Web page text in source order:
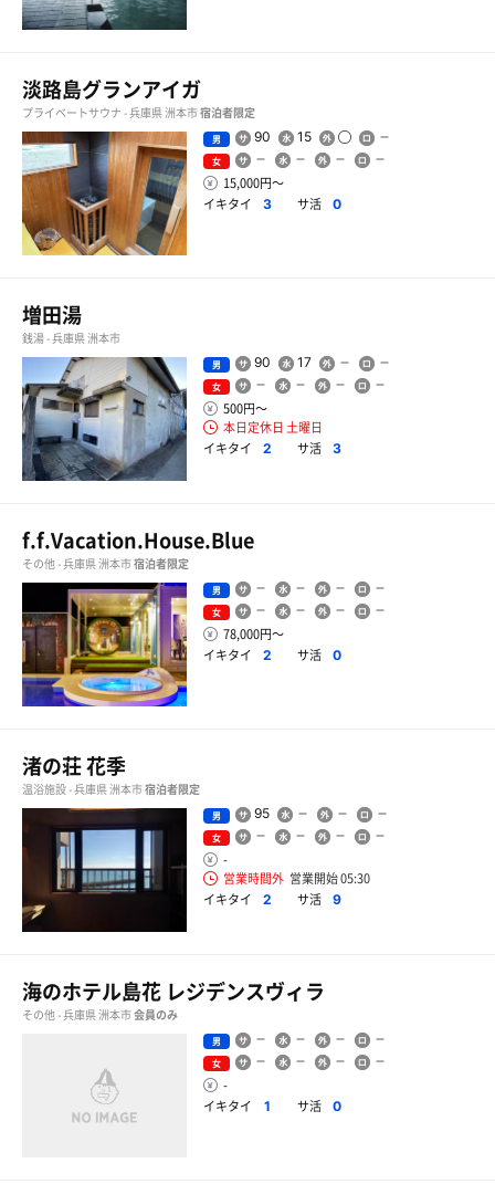
淡路島グランアイガ
プライベートサウナ - 兵庫県 洲本市宿泊者限定
男 90 15
女
15,000円〜
イキタイ
3 サ活 0
増田湯
銭湯 - 兵庫県 洲本市
男 90 17
女
500円〜
本日定休日 土曜日
イキタイ
2 サ活 3
f.f.Vacation.House.Blue
その他 - 兵庫県 洲本市宿泊者限定
男
女
78,000円〜
イキタイ
2 サ活 0
渚の荘 花季
温浴施設 - 兵庫県 洲本市宿泊者限定
男 95
女
-
営業時間外 営業開始 05:30
イキタイ
2 サ活 9
海のホテル島花 レジデンスヴィラ
その他 - 兵庫県 洲本市会員のみ
男
女
-
イキタイ
1 サ活 0